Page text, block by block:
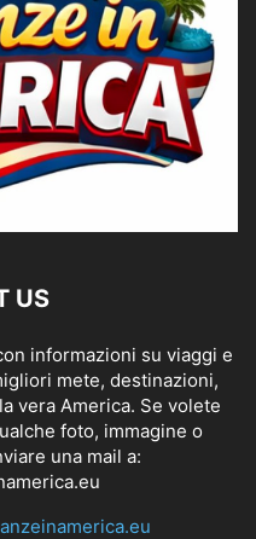
US
informazioni su viaggi e
mete, destinazioni,
vera America. Se volete
foto, immagine o
una mail a: